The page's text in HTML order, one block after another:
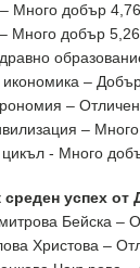
Много добър 4,76
Много добър 5,26
–
–
–
- Много
успех от
Бейска –
Христова –